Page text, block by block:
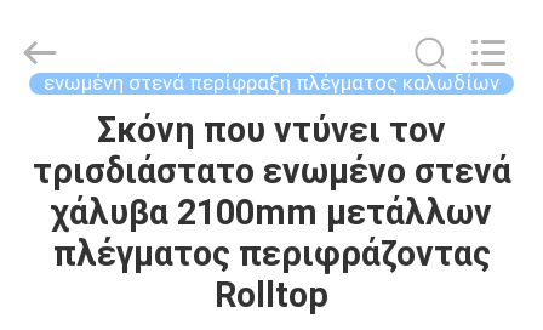
ΠΡΟΪΌΝΤΑ
ΠΕΡΊΠΟΥ
καλωδίων
προμηθευτής.
Copyrightενωμένη στενά περίφραξη πλέγματος καλωδίων
Σκόνη που ντύνει τον
τρισδιάστατο ενωμένο στενά
χάλυβα 2100mm μετάλλων
πλέγματος περιφράζοντας
Rolltop